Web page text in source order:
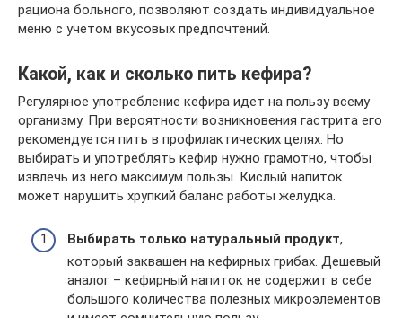
рациона больного, позволяют создать индивидуальное
меню с учетом вкусовых предпочтений.
Какой, как и сколько пить кефира?
Регулярное употребление кефира идет на пользу всему
организму. При вероятности возникновения гастрита его
рекомендуется пить в профилактических целях. Но
выбирать и употреблять кефир нужно грамотно, чтобы
извлечь из него максимум пользы. Кислый напиток
может нарушить хрупкий баланс работы желудка.
Выбирать только натуральный продукт,
который заквашен на кефирных грибах. Дешевый
аналог – кефирный напиток не содержит в себе
большого количества полезных микроэлементов